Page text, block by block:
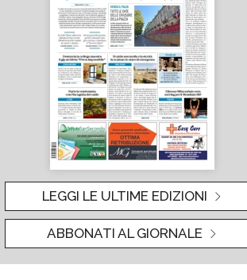
LEGGI LE ULTIME EDIZIONI
ABBONATI AL GIORNALE